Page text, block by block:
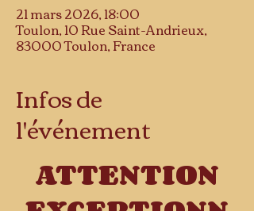
21 mars 2026, 18:00
Toulon, 10 Rue Saint-Andrieux,
83000 Toulon, France
Infos de
l'événement
ATTENTION